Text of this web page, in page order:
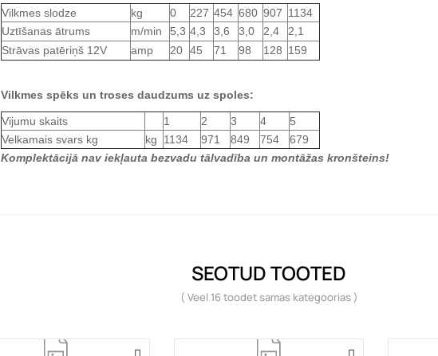
Vilkmes slodze kg 0 227 454 680 907 1134
Uztīšanas ātrums
m/min 5,3 4,3 3,6 3,0 2,4
2,1
Strāvas patēriņš 12V
amp 20 45 71 98 128 159
Vilkmes spēks un troses daudzums uz spoles:
Vijumu skaits 1 2 3 4
5
Velkamais svars kg
kg 1134 971 849 754
679
Komplektācijā nav iekļauta bezvadu tālvadība un montāžas kronšteins!
SEOTUD TOOTED
( Veel 16 toodet samas kategoorias )